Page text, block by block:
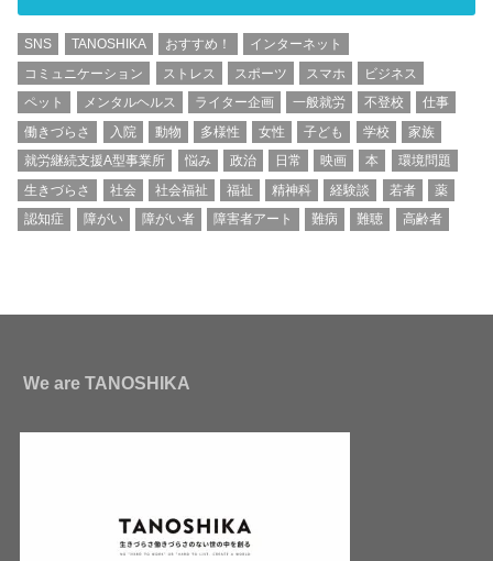
SNS TANOSHIKA おすすめ！
インターネット
コミュニケーション
ストレス スポーツ スマホ
ビジネス
ペット
メンタルヘルス ライター企画 一般就労 不登校
仕事
働きづらさ
入院 動物 多様性 女性 子ども 学校
家族
就労継続支援A型事業所
悩み 政治 日常 映画 本
環境問題
生きづらさ
社会 社会福祉 福祉 精神科 経験談 若者
薬
認知症
障がい 障がい者 障害者アート 難病 難聴 高齢者
We are TANOSHIKA